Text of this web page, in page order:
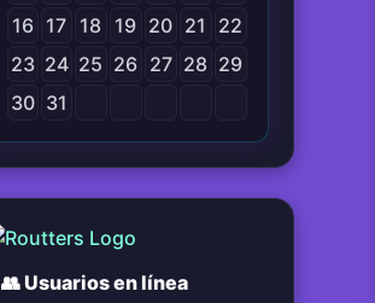
16 17 18 19 20 21
22
23 24 25 26 27 28 29
30 31
👥Usuarios en línea